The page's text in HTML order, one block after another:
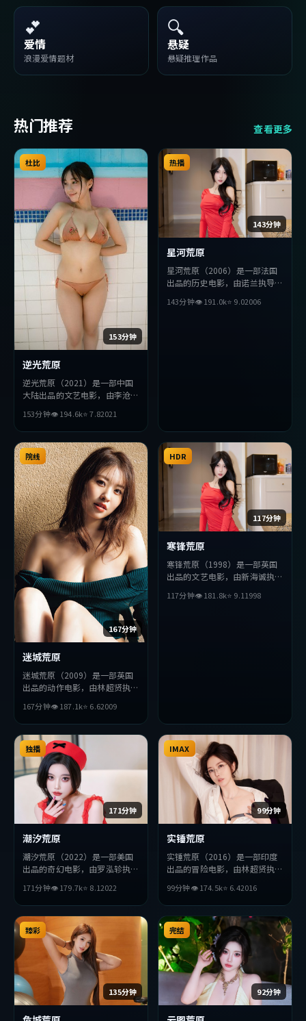
💕
爱情
浪漫爱情题材
🔍
悬疑
悬疑推理作品
热门推荐 查看更多
153分钟
杜比
逆光荒原
逆光荒原（2021）是一部中国
大陆出品的文艺电影，由李沧东
主演。影片在叙事与视听上力求
突破，探讨人性与抉择，节奏张
弛有度，适合喜欢该类型的观众
完整观看。
153分钟👁194.6k⭐7.82021
143分钟
热播
星河荒原
星河荒原（2006）是一部法国
出品的历史电影，由诺兰执导，
在叙事与视听上力求突破，探讨
143分钟👁191.0k⭐ 9.02006
167分钟
院线
迷城荒原
迷城荒原（2009）是一部英国
出品的动作电影，由林超贤执
演。影片在叙事与视听上力求突
破，探讨人性与抉择，节奏张弛
有度，适合喜欢该类型的观众完
整观看。
167分钟👁187.1k⭐ 6.62009
117分钟
HDR
寒锋荒原
寒锋荒原（1998）是一部英国
出品的文艺电影，由新海诚执
主演。影片在叙事与视听上力求
117分钟👁181.8k⭐ 9.11998
171分钟
独播
潮汐荒原
潮汐荒原（2022）是一部美国
出品的奇幻电影，由罗泓轸执
吴京等主演。影片在叙事与视听
上力求突破，探讨人性与抉择，
节奏张弛有度，适合喜欢该类型
的观众完整观看。
171分钟👁179.7k⭐ 8.12022
99分钟
IMAX
实锤荒原
实锤荒原（2016）是一部印度
出品的冒险电影，由林超贤执
演。影片在叙事与视听上力求突
破，探讨人性与抉择，节奏张弛
有度，适合喜欢该类型的观众完
整观看。
99分钟👁174.5k⭐ 6.42016
135分钟
臻彩
92分钟
完结